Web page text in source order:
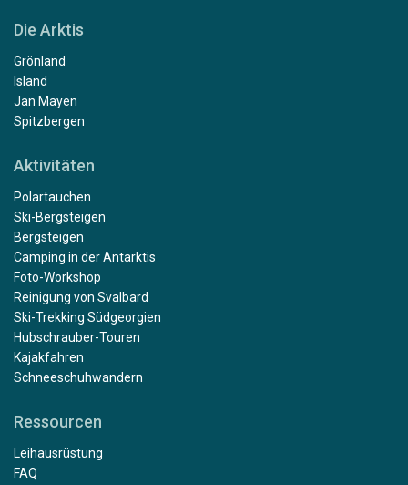
Die Arktis
Grönland
Island
Jan Mayen
Spitzbergen
Aktivitäten
Polartauchen
Ski-Bergsteigen
Bergsteigen
Camping in der Antarktis
Foto-Workshop
Reinigung von Svalbard
Ski-Trekking Südgeorgien
Hubschrauber-Touren
Kajakfahren
Schneeschuhwandern
Ressourcen
Leihausrüstung
FAQ